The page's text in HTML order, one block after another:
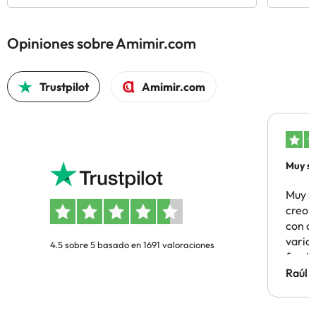
Opiniones sobre Amimir.com
Trustpilot Amimir.com
4.5 sobre 5 basado en 1691 valoraciones
Muy
Muy
creo
con
Hotel
Raúl